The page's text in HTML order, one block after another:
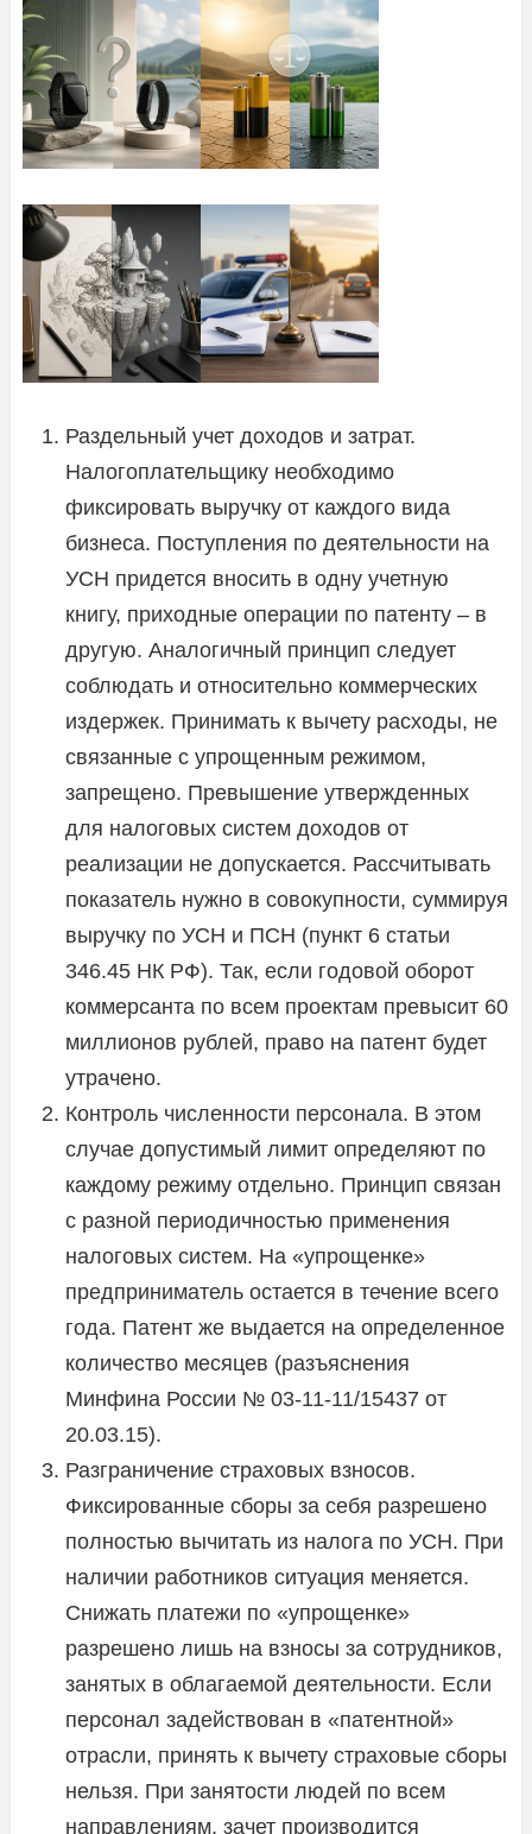
Раздельный учет доходов и затрат.
Налогоплательщику необходимо
фиксировать выручку от каждого вида
бизнеса. Поступления по деятельности на
УСН придется вносить в одну учетную
книгу, приходные операции по патенту – в
другую. Аналогичный принцип следует
соблюдать и относительно коммерческих
издержек. Принимать к вычету расходы, не
связанные с упрощенным режимом,
запрещено. Превышение утвержденных
для налоговых систем доходов от
реализации не допускается. Рассчитывать
показатель нужно в совокупности, суммируя
выручку по УСН и ПСН (пункт 6 статьи
346.45 НК РФ). Так, если годовой оборот
коммерсанта по всем проектам превысит 60
миллионов рублей, право на патент будет
утрачено.
Контроль численности персонала. В этом
случае допустимый лимит определяют по
каждому режиму отдельно. Принцип связан
с разной периодичностью применения
налоговых систем. На «упрощенке»
предприниматель остается в течение всего
года. Патент же выдается на определенное
количество месяцев (разъяснения
Минфина России № 03-11-11/15437 от
20.03.15).
Разграничение страховых взносов.
Фиксированные сборы за себя разрешено
полностью вычитать из налога по УСН. При
наличии работников ситуация меняется.
Снижать платежи по «упрощенке»
разрешено лишь на взносы за сотрудников,
занятых в облагаемой деятельности. Если
персонал задействован в «патентной»
отрасли, принять к вычету страховые сборы
нельзя. При занятости людей по всем
направлениям, зачет производится